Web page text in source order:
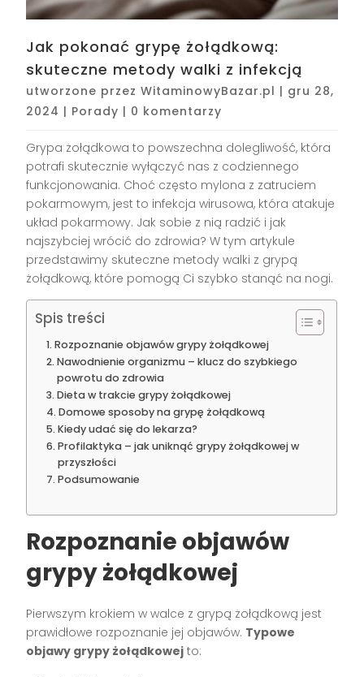
Jak pokonać grypę żołądkową:
skuteczne metody walki z infekcją
utworzone przezWitaminowyBazar.pl | gru 28,
2024 | Porady | 0 komentarzy
Grypa żołądkowa to powszechna dolegliwość, która
potrafi skutecznie wyłączyć nas z codziennego
funkcjonowania. Choć często mylona z zatruciem
pokarmowym, jest to infekcja wirusowa, która atakuje
układ pokarmowy. Jak sobie z nią radzić i jak
najszybciej wrócić do zdrowia? W tym artykule
przedstawimy skuteczne metody walki z grypą
żołądkową, które pomogą Ci szybko stanąć na nogi.
Spis treści
Rozpoznanie objawów grypy żołądkowej
Nawodnienie organizmu – klucz do szybkiego
powrotu do zdrowia
Dieta w trakcie grypy żołądkowej
Domowe sposoby na grypę żołądkową
Kiedy udać się do lekarza?
Profilaktyka – jak uniknąć grypy żołądkowej w
przyszłości
Podsumowanie
Rozpoznanie objawów
grypy żołądkowej
Pierwszym krokiem w walce z grypą żołądkową jest
prawidłowe rozpoznanie jej objawów. Typowe
objawy grypy żołądkowej to: